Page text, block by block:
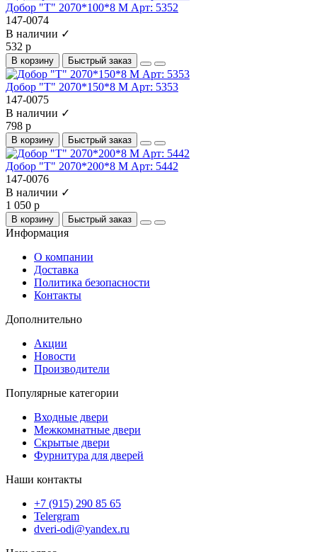
Добор "Т" 2070*100*8 М Арт: 5352
147-0074
В наличии ✓
532 р
В корзину Быстрый заказ
Добор "Т" 2070*150*8 М Арт: 5353
147-0075
В наличии ✓
798 р
В корзину Быстрый заказ
Добор "Т" 2070*200*8 М Арт: 5442
147-0076
В наличии ✓
1 050 р
В корзину Быстрый заказ
Информация
О компании
Доставка
Политика безопасности
Контакты
Дополнительно
Акции
Новости
Производители
Популярные категории
Входные двери
Межкомнатные двери
Скрытые двери
Фурнитура для дверей
Наши контакты
+7 (915) 290 85 65
Telergram
dveri-odi@yandex.ru